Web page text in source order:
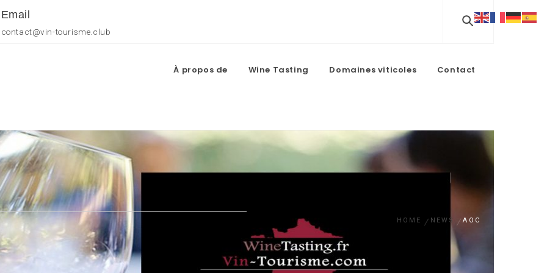
Email
contact@vin-tourisme.club
À propos de Wine Tasting Domaines viticoles Contact
HOME NEWS AOC